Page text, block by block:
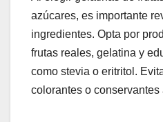
azúcares, es importante
ingredientes. Opta por
frutas reales, gelatina y
como stevia o eritritol.
colorantes o conservantes